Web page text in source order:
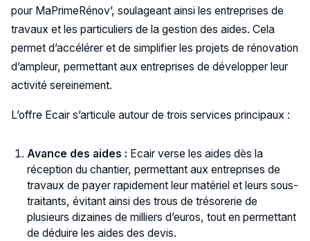
pour MaPrimeRénov’, soulageant ainsi les entreprises de
travaux et les particuliers de la gestion des aides. Cela
permet d’accélérer et de simplifier les projets de rénovation
d’ampleur, permettant aux entreprises de développer leur
activité sereinement.
L’offre Ecair s’articule autour de trois services principaux :
Avance des aides : Ecair verse les aides dès la
réception du chantier, permettant aux entreprises de
travaux de payer rapidement leur matériel et leurs sous-
traitants, évitant ainsi des trous de trésorerie de
plusieurs dizaines de milliers d’euros, tout en permettant
de déduire les aides des devis.